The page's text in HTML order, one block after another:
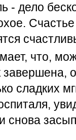
- дело
что,
сладких
снова